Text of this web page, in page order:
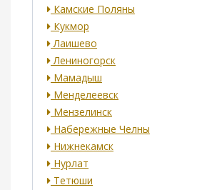
Камские Поляны
Кукмор
Лаишево
Лениногорск
Мамадыш
Менделеевск
Мензелинск
Набережные Челны
Нижнекамск
Нурлат
Тетюши